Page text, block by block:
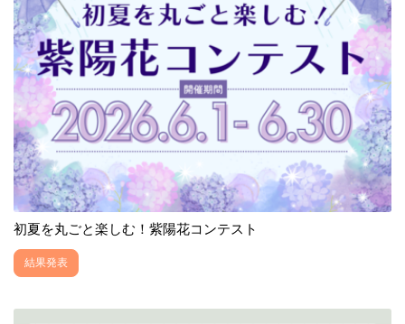
初夏を丸ごと楽しむ！紫陽花コンテスト
結果発表